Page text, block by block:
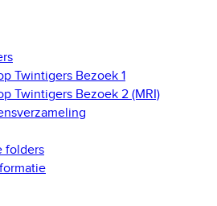
Twintigers Bezoek 1
Twintigers Bezoek 2 (MRI)
folders